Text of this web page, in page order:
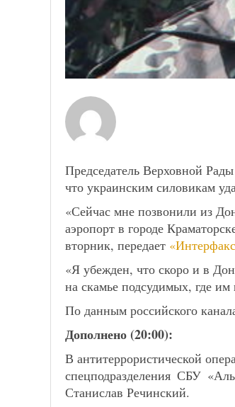
Председатель Верховной
что украинским силовикам
«Сейчас мне позвонили из
аэропорт в городе
вторник, передает
«Я убежден, что скоро и в
на скамье подсудимых, где
По данным российского
Дополнено (20:00):
В антитеррористической
спецподразделения СБУ
Станислав Речинский.